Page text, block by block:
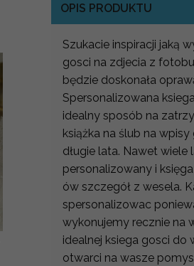
OPIS PRODUKTU
Szukacie inspiracji jaką
gosci na zdjecia z
będzie doskonała
Spersonalizowana
idealny sposób na
książka na ślub na
długie lata. Nawet
personalizowany i
ów szczegół z wesela.
spersonalizowac
wykonujemy recznie na
idealnej ksiega gosci do
otwarci na wasze